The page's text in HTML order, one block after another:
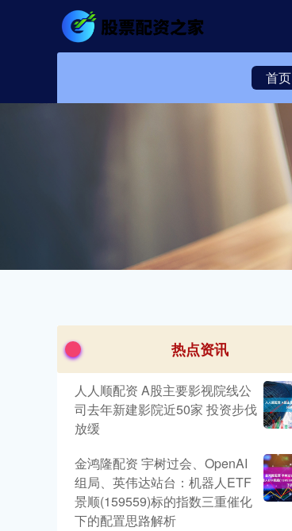
首页
热点资讯
人人顺配资 A股主要影视院线公
司去年新建影院近50家 投资步伐
放缓
金鸿隆配资 宇树过会、OpenAI
组局、英伟达站台：机器人ETF
景顺(159559)标的指数三重催化
下的配置思路解析